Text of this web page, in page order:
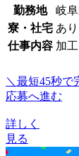
勤務地
岐
寮・社宅 あり
仕事内容 加
＼最短45秒で
応募へ進む
詳しく
見る